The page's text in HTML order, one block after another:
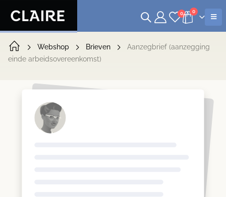
0 0
Webshop Brieven
Aanzegbrief (aanzegging
einde arbeidsovereenkomst)